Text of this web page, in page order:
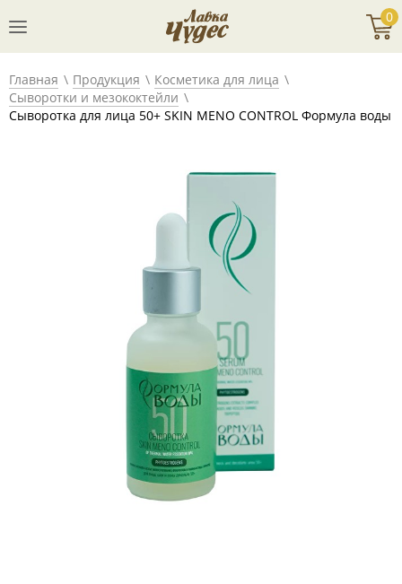
0
Главная Продукция
Косметика для лица
Сыворотки и мезококтейли
Сыворотка для лица 50+ SKIN MENO CONTROL Формула воды